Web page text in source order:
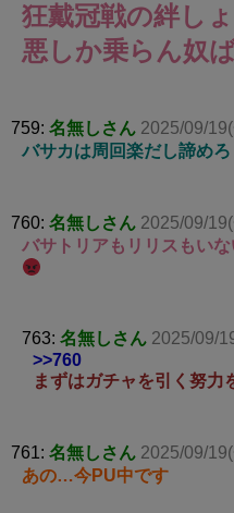
狂戴冠戦の絆し
悪しか乗らん奴
759: 名無しさん 2025/09/
バサカは周回楽だし諦めろ
760: 名無しさん 2025/09/
バサトリアもリリスもい
763: 名無しさん 2025/09/
>>760
まずはガチャを引く努力
761: 名無しさん 2025/09/
あの…今PU中です